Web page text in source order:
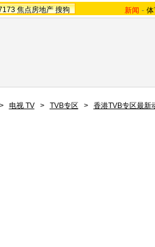
焦点房地产 搜狗 新闻 -
> 电视 TV > TVB专区 > 香港TVB专区最新